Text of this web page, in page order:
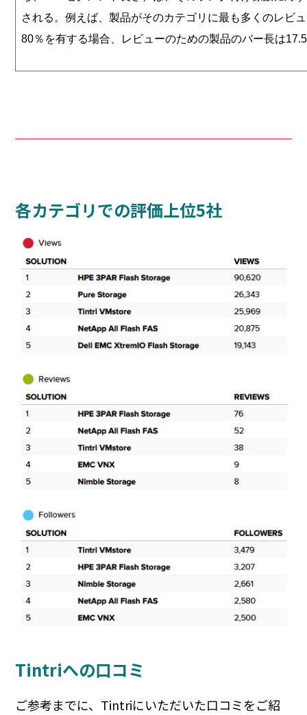
される。例えば、製品がそのカテゴリに最も多くのレビ
80％を有する場合、レビューのための製品のバー長は
各カテゴリでの評価上位5社
Tintriへの口コミ
ご参考までに、Tintriにいただいた口コミをご紹